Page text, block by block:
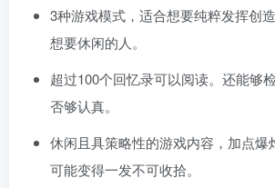
3种游戏模式，适合想要纯粹发挥创
想要休闲的人。
超过100个回忆录可以阅读。还能够
否够认真。
休闲且具策略性的游戏内容，加点爆
可能变得一发不可收拾。